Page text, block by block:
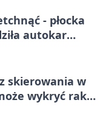
- płocka
autokar
skierowania w
wykryć raka,